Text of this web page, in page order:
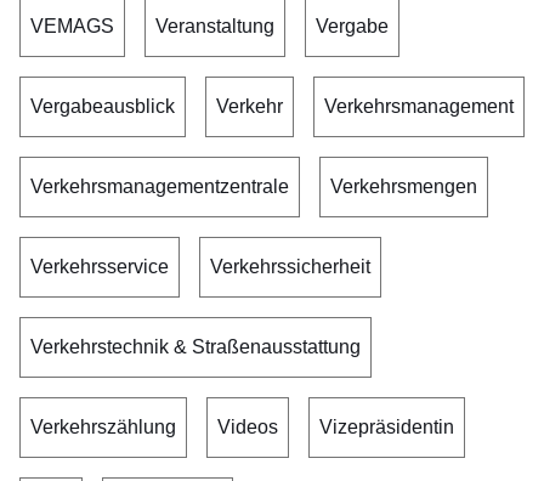
VEMAGS Veranstaltung Vergabe
Vergabeausblick Verkehr Verkehrsmanagement
Verkehrsmanagementzentrale Verkehrsmengen
Verkehrsservice Verkehrssicherheit
Verkehrstechnik & Straßenausstattung
Verkehrszählung Videos Vizepräsidentin